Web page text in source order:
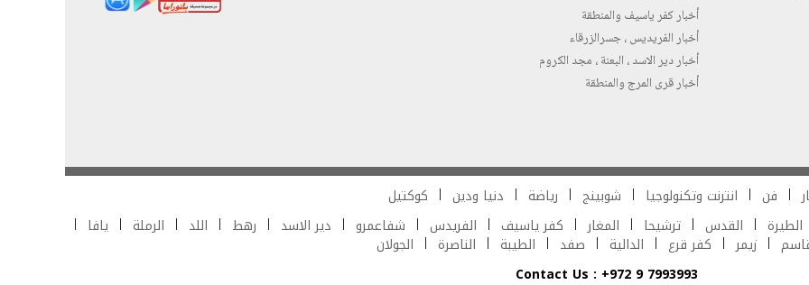
أخبار كفر ياسيف والمنطقة
أخبار الفريديس ، جسرالزرقاء
أخبار دير الاسد ، البعنة ، مجد الكروم
أخبار قرى المرج والمنطقة
فن انترنت وتكنولوجيا شوبينج رياضة دنيا ودين
كوكتيل
الطيرة القدس ترشيحا المغار كفر ياسيف الفريدس شفاعمرو دير الاسد رهط اللد الرملة يافا
زيمر كفر قرع الدالية صفد الطيبة الناصرة
الجولان
Contact Us : +972 9 7993993